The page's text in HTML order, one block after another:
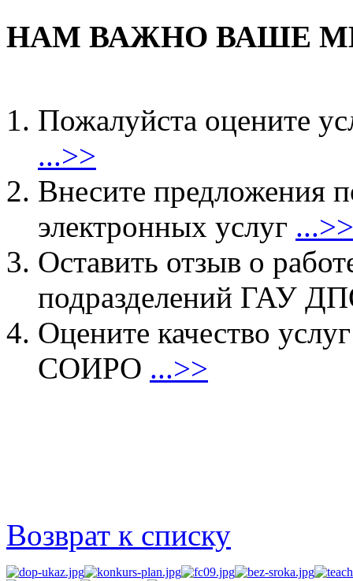
НАМ ВАЖНО ВАШЕ
Пожалуйста оцените
...>>
Внесите предложения
электронных услуг ...>>
Оставить отзыв о
подразделений ГАУ
Оцените качество
СОИРО ...>>
Возврат к списку